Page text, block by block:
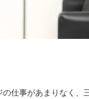
仕事があまりなく、